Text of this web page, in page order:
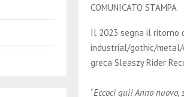
COMUNICATO STAMPA
Il 2023 segna il ritorno
industrial/gothic/metal/
greca Sleaszy Rider
“Eccoci qui! Anno